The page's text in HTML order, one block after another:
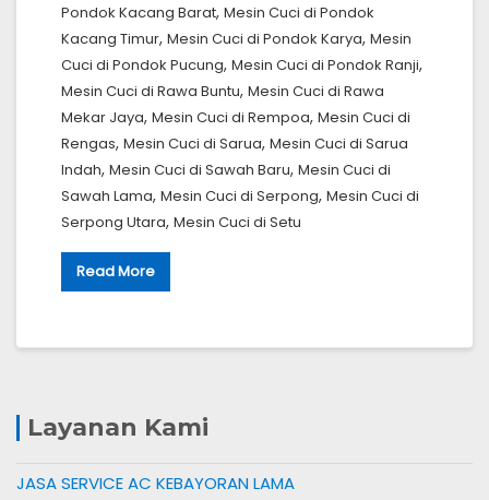
Pondok Kacang Barat, Mesin Cuci di Pondok
Kacang Timur, Mesin Cuci di Pondok Karya, Mesin
Cuci di Pondok Pucung, Mesin Cuci di Pondok Ranji,
Mesin Cuci di Rawa Buntu, Mesin Cuci di Rawa
Mekar Jaya, Mesin Cuci di Rempoa, Mesin Cuci di
Rengas, Mesin Cuci di Sarua, Mesin Cuci di Sarua
Indah, Mesin Cuci di Sawah Baru, Mesin Cuci di
Sawah Lama, Mesin Cuci di Serpong, Mesin Cuci di
Serpong Utara, Mesin Cuci di Setu
Read More
Layanan Kami
JASA SERVICE AC KEBAYORAN LAMA